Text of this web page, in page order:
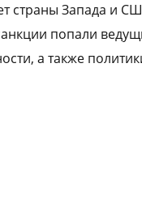
страны Запада и
попали
а также